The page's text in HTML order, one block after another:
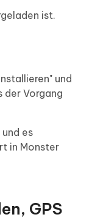
ist.
und
der Vorgang
es
in Monster
GPS